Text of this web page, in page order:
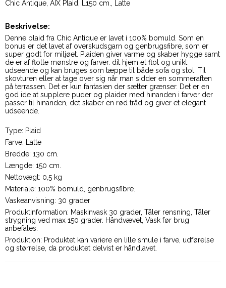
Chic Antique, AIX Plaid, L150 cm., Latte
Beskrivelse:
Denne plaid fra Chic Antique er lavet i 100% bomuld. Som en
bonus er det lavet af overskudsgarn og genbrugsfibre, som er
super godt for miljøet. Plaiden giver varme og skaber hygge samt
de er af flotte mønstre og farver. dit hjem et flot og unikt
udseende og kan bruges som tæppe til både sofa og stol. Til
skovturen eller at tage over sig når man sidder en sommeraften
på terrassen. Det er kun fantasien der sætter grænser. Det er en
god ide at supplere puder og plaider med hinanden i farver der
passer til hinanden, det skaber en rød tråd og giver et elegant
udseende.
Type: Plaid
Farve: Latte
Bredde: 130 cm.
Længde: 150 cm.
Nettovægt: 0,5 kg
Materiale: 100% bomuld, genbrugsfibre.
Vaskeanvisning: 30 grader
Produktinformation: Maskinvask 30 grader, Tåler rensning, Tåler
strygning ved max 150 grader. Håndvævet, Vask før brug
anbefales.
Produktion: Produktet kan variere en lille smule i farve, udførelse
og størrelse, da produktet delvist er håndlavet.